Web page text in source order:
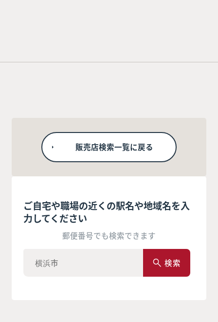
販売店検索一覧に戻る
ご自宅や職場の近くの駅名や地域名を入
力してください
郵便番号でも検索できます
検索